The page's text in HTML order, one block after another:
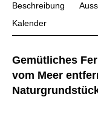
Beschreibung
Kalender
Gemütliches
vom Meer